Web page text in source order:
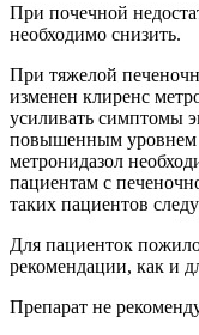
При почечной
необходимо снизить.
При тяжелой
изменен клиренс
усиливать симптомы
повышенным уровнем
метронидазол
пациентам с
таких пациентов
Для пациенток
рекомендации, как и
Препарат не